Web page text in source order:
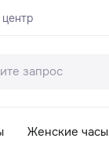
Женские часы